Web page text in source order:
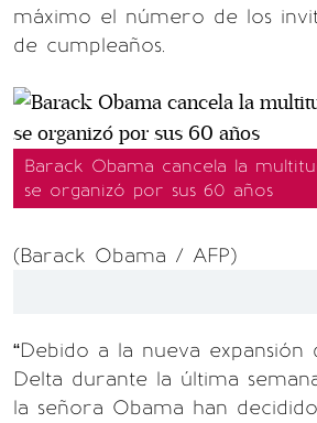
máximo el número de los
de cumpleaños.
Barack Obama cancela la
se organizó por sus 60 años
(Barack Obama / AFP)
“Debido a la nueva expansión
Delta durante la última
la señora Obama han